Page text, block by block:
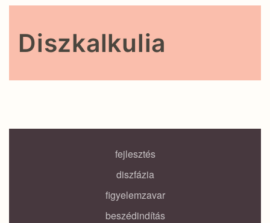
Diszkalkulia
fejlesztés
diszfázia
figyelemzavar
beszédindítás